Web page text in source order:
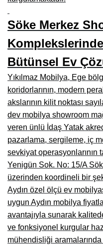
Manisa Mobilyacılar,
Osmaniye Mobilyacılar,
Düzce Mobilyacılar, Mobilya
Samsun Mobilyacıları,
Balıkesir Mobilya
Kahramanmaraş Mobilya
Mardin Mobilyacılar,
Diyarbakır Mobilyacılar,
Şanlıurfa Mobilyacılar,
Trabzon Mobilyacılar,
Erzurum Mobilyacılar,
Afyon Mobilyacılar, Mobilya
Çanakkale Mobilyacılar,
Söke Merkez
Bütünsel Ev
Yıkılmaz Mobilya, Ege
koridorlarının, modern
akslarının kilit noktası
dev mobilya showroom
veren ünlü İdaş Yatak
pazarlama, sergileme, iç
sevkiyat operasyonlarının
Yenigün Sok. No: 15/A
üzerinden koordineli bir
Aydın özel ölçü ev
uygun Aydın mobilya
avantajıyla sunarak
ve fonksiyonel kurgular
mühendisliği